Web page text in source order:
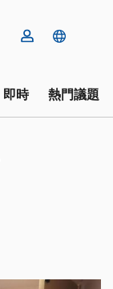
即時 熱門議題